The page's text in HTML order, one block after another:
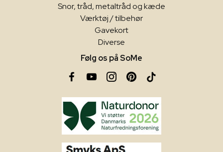
Snor, tråd, metaltråd og kæde
Værktøj / tilbehør
Gavekort
Diverse
Følg os på SoMe